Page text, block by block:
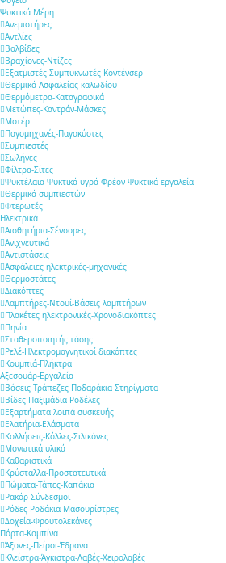
Ψυκτικά Μέρη
Ανεμιστήρες
Αντλίες
Βαλβίδες
Βραχίονες-Ντίζες
Εξατμιστές-Συμπυκνωτές-Κοντένσερ
Θερμικά Ασφαλείας καλωδίου
Θερμόμετρα-Καταγραφικά
Μετώπες-Καντράν-Μάσκες
Μοτέρ
Παγομηχανές-Παγοκύστες
Συμπιεστές
Σωλήνες
Φίλτρα-Σίτες
Ψυκτέλαια-Ψυκτικά υγρά-Φρέον-Ψυκτικά εργαλεία
Θερμικά συμπιεστών
Φτερωτές
Ηλεκτρικά
Αισθητήρια-Σένσορες
Aνιχνευτικά
Αντιστάσεις
Ασφάλειες ηλεκτρικές-μηχανικές
Θερμοστάτες
Διακόπτες
Λαμπτήρες-Ντουί-Βάσεις λαμπτήρων
Πλακέτες ηλεκτρονικές-Χρονοδιακόπτες
Πηνία
Σταθεροποιητής τάσης
Ρελέ-Ηλεκτρομαγνητικοί διακόπτες
Κουμπιά-Πλήκτρα
Αξεσουάρ-Εργαλεία
Βάσεις-Τράπεζες-Ποδαράκια-Στηρίγματα
Βίδες-Παξιμάδια-Ροδέλες
Εξαρτήματα λοιπά συσκευής
Ελατήρια-Ελάσματα
Κολλήσεις-Κόλλες-Σιλικόνες
Μονωτικά υλικά
Καθαριστικά
Κρύσταλλα-Προστατευτικά
Πώματα-Τάπες-Καπάκια
Ρακόρ-Σύνδεσμοι
Ρόδες-Ροδάκια-Μασουρίστρες
Δοχεία-Φρουτολεκάνες
Πόρτα-Καμπίνα
Άξονες-Πείροι-Έδρανα
Κλείστρα-Άγκιστρα-Λαβές-Χειρολαβές